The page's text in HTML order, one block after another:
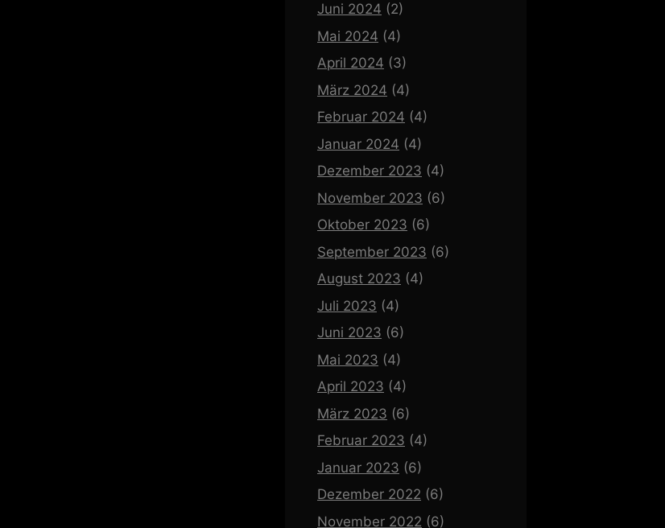
Juni 2024 (2)
Mai 2024 (4)
April 2024 (3)
März 2024 (4)
Februar 2024 (4)
Januar 2024 (4)
Dezember 2023 (4)
November 2023 (6)
Oktober 2023 (6)
September 2023 (6)
August 2023 (4)
Juli 2023 (4)
Juni 2023 (6)
Mai 2023 (4)
April 2023 (4)
März 2023 (6)
Februar 2023 (4)
Januar 2023 (6)
Dezember 2022 (6)
November 2022 (6)